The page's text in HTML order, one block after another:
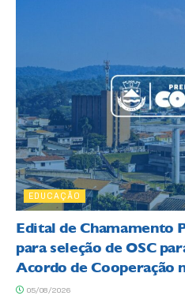
EDUCAÇÃO
Edital de Chamamento
para seleção de OSC
Acordo de Cooperação
05/08/2026